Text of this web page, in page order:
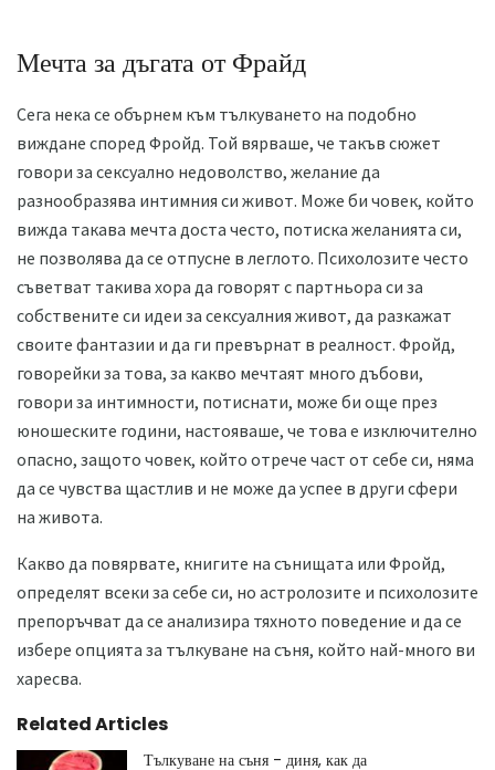
Мечта за дъгата от Фрайд
Сега нека се обърнем към тълкуването на подобно
виждане според Фройд. Той вярваше, че такъв сюжет
говори за сексуално недоволство, желание да
разнообразява интимния си живот. Може би човек, който
вижда такава мечта доста често, потиска желанията си,
не позволява да се отпусне в леглото. Психолозите често
съветват такива хора да говорят с партньора си за
собствените си идеи за сексуалния живот, да разкажат
своите фантазии и да ги превърнат в реалност. Фройд,
говорейки за това, за какво мечтаят много дъбови,
говори за интимности, потиснати, може би още през
юношеските години, настояваше, че това е изключително
опасно, защото човек, който отрече част от себе си, няма
да се чувства щастлив и не може да успее в други сфери
на живота.
Какво да повярвате, книгите на сънищата или Фройд,
определят всеки за себе си, но астролозите и психолозите
препоръчват да се анализира тяхното поведение и да се
избере опцията за тълкуване на съня, който най-много ви
харесва.
Related Articles
Тълкуване на съня - диня, как да